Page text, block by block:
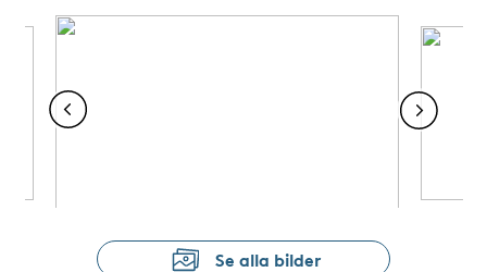
Se alla bilder